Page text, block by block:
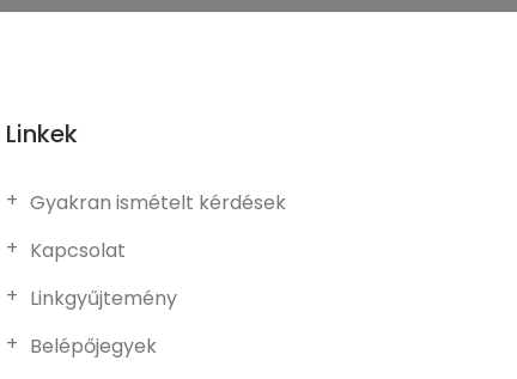
Linkek
Gyakran ismételt kérdések
Kapcsolat
Linkgyűjtemény
Belépőjegyek